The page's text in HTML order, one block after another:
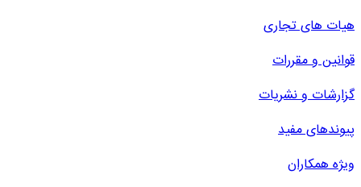
هیات های تجاری
قوانین و مقررات
گزارشات و نشریات
پیوندهای مفید
ویژه همکاران